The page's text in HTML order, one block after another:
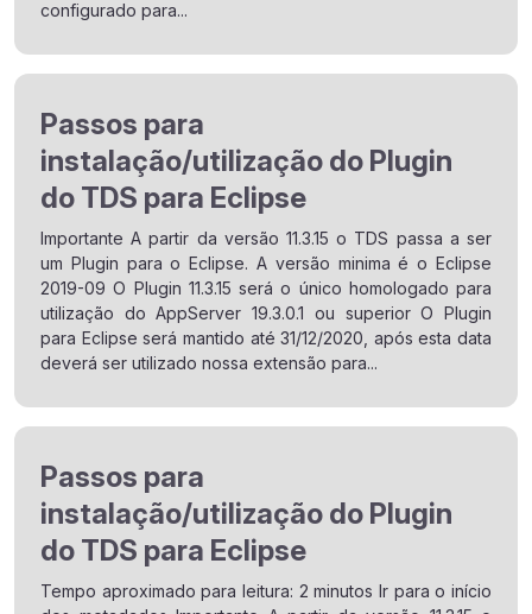
configurado para...
Passos para
instalação/utilização do Plugin
do TDS para Eclipse
Importante A partir da versão 11.3.15 o TDS passa a ser
um Plugin para o Eclipse. A versão minima é o Eclipse
2019-09 O Plugin 11.3.15 será o único homologado para
utilização do AppServer 19.3.0.1 ou superior O Plugin
para Eclipse será mantido até 31/12/2020, após esta data
deverá ser utilizado nossa extensão para...
Passos para
instalação/utilização do Plugin
do TDS para Eclipse
Tempo aproximado para leitura: 2 minutos Ir para o início